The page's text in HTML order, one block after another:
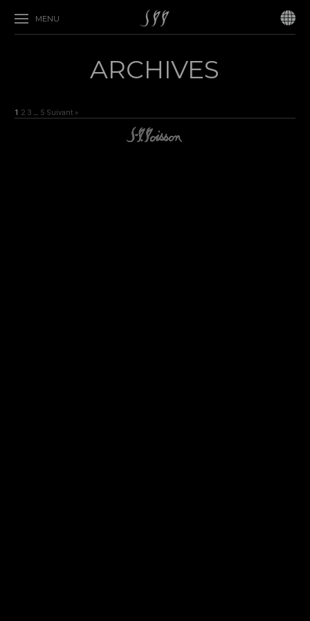
MENU
ARCHIVES
1 2 3 5 Suivant »